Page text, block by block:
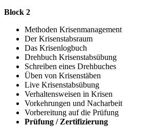
Block 2
Methoden Krisenmanagement
Der Krisenstabsraum
Das Krisenlogbuch
Drehbuch Krisenstabsübung
Schreiben eines Drehbuches
Üben von Krisenstäben
Live Krisenstabsübung
Verhaltensweisen in Krisen
Vorkehrungen und Nacharbeit
Vorbereitung auf die Prüfung
Prüfung / Zertifizierung